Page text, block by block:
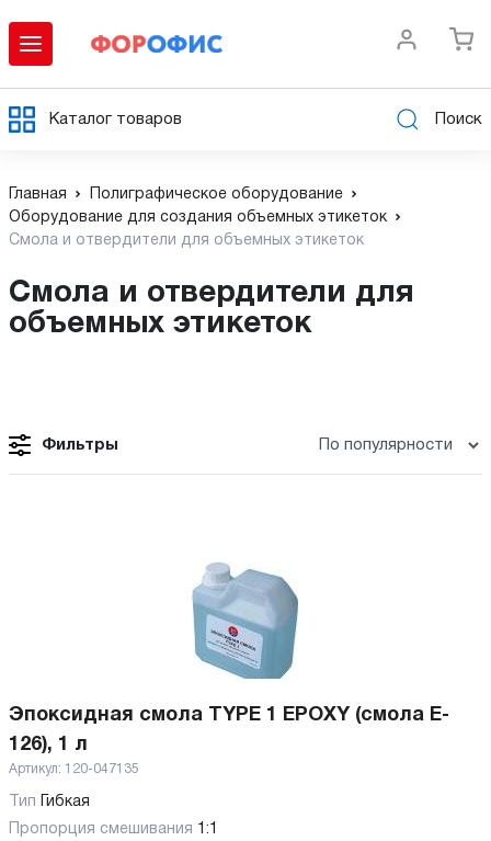
Каталог товаров Поиск
Главная
Полиграфическое оборудование
Оборудование для создания объемных этикеток
Смола и отвердители для объемных этикеток
Смола и отвердители для
объемных этикеток
Фильтры
Эпоксидная смола TYPE 1 EPOXY (смола E-
126), 1 л
Артикул: 120-047135
Тип
Гибкая
Пропорция смешивания 1:1